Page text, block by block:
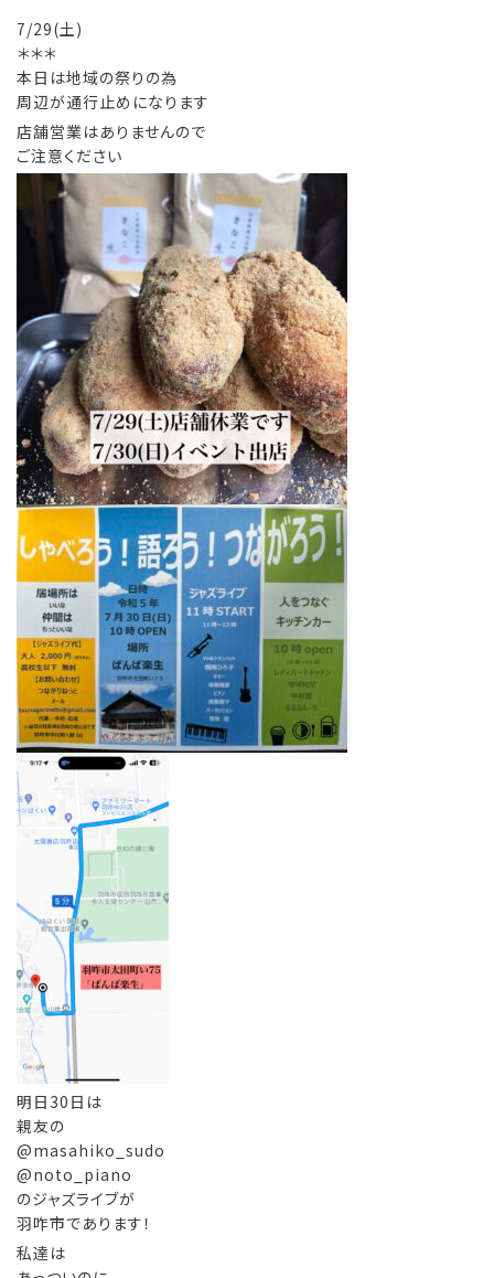
7/29(土)
＊＊＊
本日は地域の祭りの為
周辺が通行止めになります
店舗営業はありませんので
ご注意ください
明日30日は
親友の
@masahiko_sudo
@noto_piano
のジャズライブが
羽咋市であります！
私達は